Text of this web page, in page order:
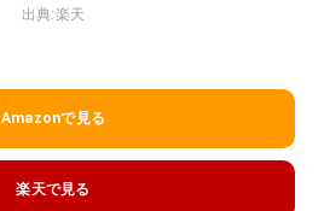
出典:楽天
Amazonで見る
楽天で見る